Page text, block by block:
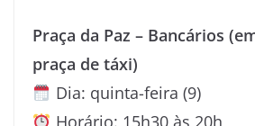
Praça da Paz – Bancários
praça de táxi)
Dia: quinta-feira (9)
Horário: 15h30 às 20h